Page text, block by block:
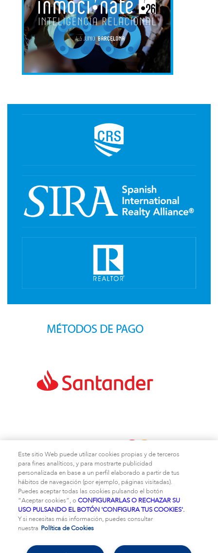
¿Quiénes somos?|Contacto|Aviso legal|Política de
cookies |Política de privacidad|
Condiciones
Este sitio Web puede utilizar cookies propias y de terceros
para fines analíticos, y para mostrarte publicidad
personalizada en base a un perfil elaborado a partir de tus
hábitos de navegación (por ejemplo, páginas visitadas).
Puedes aceptar todas las cookies pulsando el botón
“Aceptar cookies”, oCONFIGURARLAS O RECHAZAR SU
USO PULSANDO EL BOTÓN 'CONFIGURA TUS COOKIES'.
Y si necesitas más información, puedes consultar
nuestra Política de Cookies